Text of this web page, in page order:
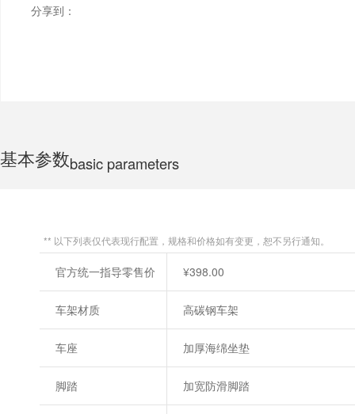
分享到：
基本参数basic parameters
** 以下列表仅代表现行配置，规格和价格如有变更，恕不另行通知。
官方统一指导零售价 ¥398.00
车架材质 高碳钢车架
车座 加厚海绵坐垫
脚踏 加宽防滑脚踏